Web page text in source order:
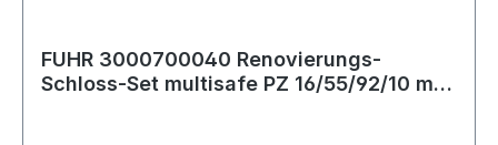
FUHR 3000700040 Renovierungs-
Schloss-Set multisafe PZ 16/55/92/10 mm